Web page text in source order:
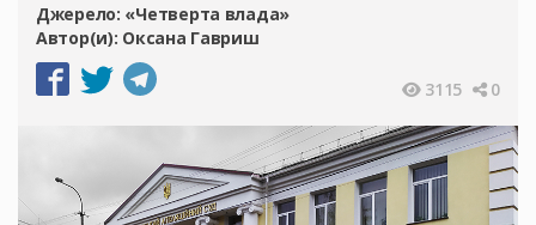
Джерело: «Четверта влада»
Автор(и): Оксана Гавриш
3115 0